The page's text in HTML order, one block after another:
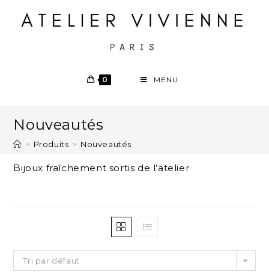
0 MENU
Nouveautés
> Produits > Nouveautés
Bijoux fraîchement sortis de l’atelier
Tri par défaut